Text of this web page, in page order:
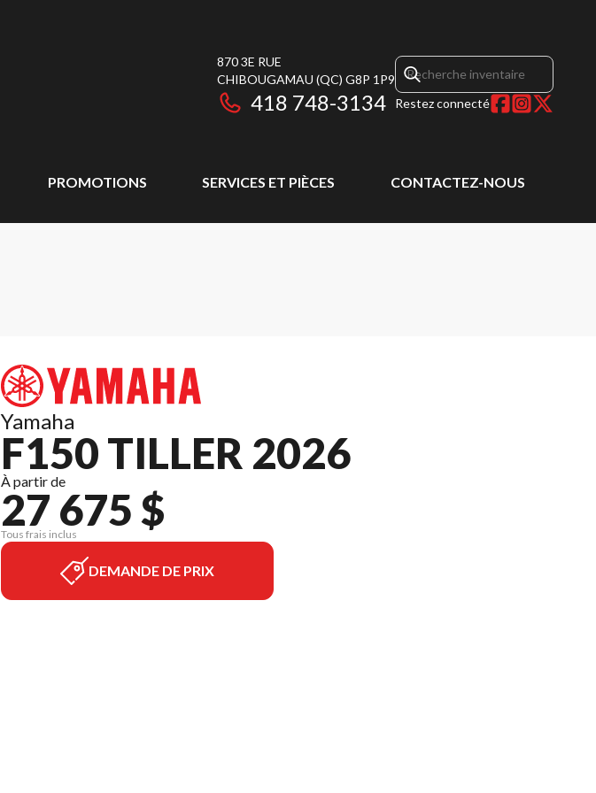
870 3E RUE
CHIBOUGAMAU (QC) G8P 1P9
418 748-3134 Restez connecté
PROMOTIONS SERVICES ET PIÈCES CONTACTEZ-NOUS
Yamaha
F150 TILLER 2026
À partir de
27 675 $
Tous frais inclus
DEMANDE DE PRIX